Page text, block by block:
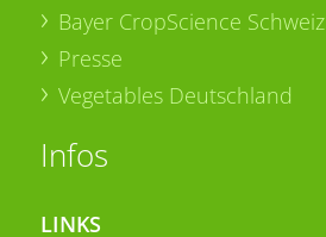
Bayer CropScience Schweiz
Presse
Vegetables Deutschland
Infos
LINKS